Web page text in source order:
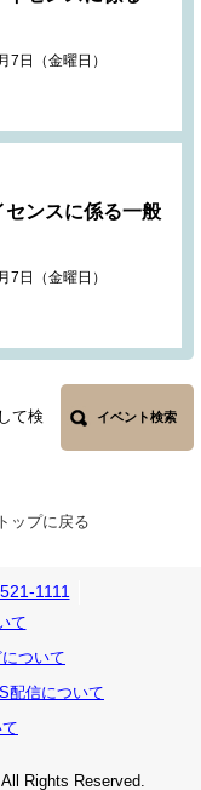
日（金曜日）
センスに係る一般
日（金曜日）
て検
イベント検索
トップに戻る
1111
て
ついて
配信について
Rights Reserved.